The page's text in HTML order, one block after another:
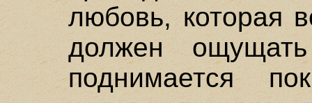
любовь, которая
должен
поднимается